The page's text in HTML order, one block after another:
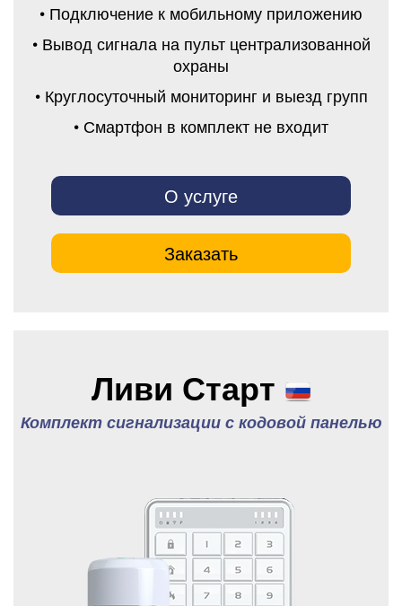
• Подключение к мобильному приложению
• Вывод сигнала на пульт централизованной
охраны
• Круглосуточный мониторинг и выезд групп
• Смартфон в комплект не входит
О услуге
Заказать
Ливи Старт
Комплект сигнализации с кодовой панелью